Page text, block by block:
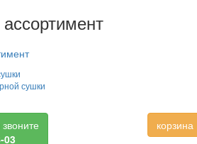
сушки
03
корзина